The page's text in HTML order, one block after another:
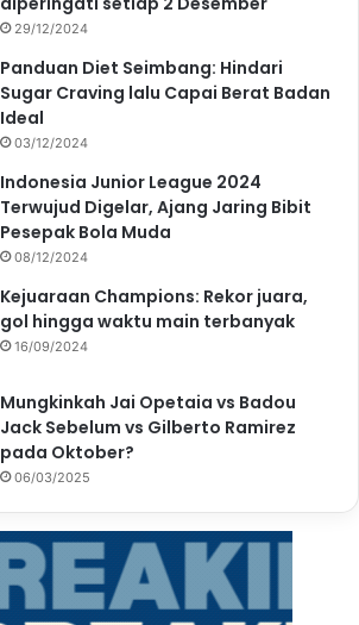
29/12/2024
Panduan Diet Seimbang: Hindari
Sugar Craving lalu Capai Berat Badan
Ideal
03/12/2024
Indonesia Junior League 2024
Terwujud Digelar, Ajang Jaring Bibit
Pesepak Bola Muda
08/12/2024
Kejuaraan Champions: Rekor juara,
gol hingga waktu main terbanyak
16/09/2024
Mungkinkah Jai Opetaia vs Badou
Jack Sebelum vs Gilberto Ramirez
pada Oktober?
06/03/2025